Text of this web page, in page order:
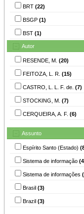
BRT (22)
BSGP (1)
BST (1)
Autor
RESENDE, M. (20)
FEITOZA, L. R. (15)
CASTRO, L. L. F. de. (7)
STOCKING, M. (7)
CERQUEIRA, A. F. (6)
Assunto
Espírito Santo (Estado)
Sistema de informação
Sistema de informações
Brasil (3)
Brazil (3)